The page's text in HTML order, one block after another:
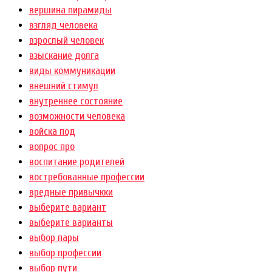
вершина пирамиды
взгляд человека
взрослый человек
взыскание долга
виды коммуникации
внешний стимул
внутреннее состояние
возможности человека
войска под
вопрос про
воспитание родителей
востребованные профессии
вредные привычкки
выберите вариант
выберите варианты
выбор пары
выбор профессии
выбор пути